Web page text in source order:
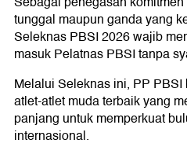
tunggal maupun ganda yang
Seleknas PBSI 2026 wajib
masuk Pelatnas PBSI tanpa
Melalui Seleknas ini, PP
atlet-atlet muda terbaik yang
panjang untuk memperkuat
internasional.